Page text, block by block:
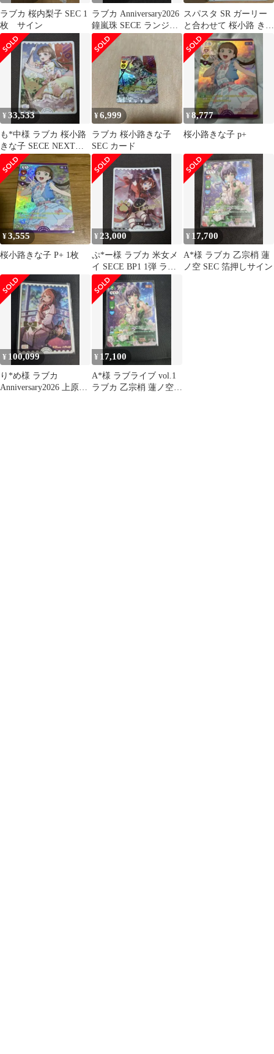
ラブカ 桜内梨子 SEC 1
枚 サイン
ラブカ Anniversary2026
鐘嵐珠 SECE ランジュ
箔押しサイン
スパスタ SR ガーリー
と合わせて 桜小路 きな
子 ヴァイスシュヴァル
ツ
¥33,533
も*中様 ラブカ 桜小路
きな子 SECE NEXT
STEP ラブライブカー
ドゲ
¥6,999
ラブカ 桜小路きな子
SEC カード
¥8,777
桜小路きな子 p+
¥3,555
桜小路きな子 P+ 1枚
¥ 23,000
ぷ*ー様 ラブカ 米女メ
イ SECE BP1 1弾 ラブ
ライブカードゲーム
¥ 17,700
A*様 ラブカ 乙宗梢 蓮
ノ空 SEC 箔押しサイン
¥ 100,099
り*め様 ラブカ
Anniversary2026 上原歩
¥ 17,100
A*様 ラブライブ vol.1
ラブカ 乙宗梢 蓮ノ空